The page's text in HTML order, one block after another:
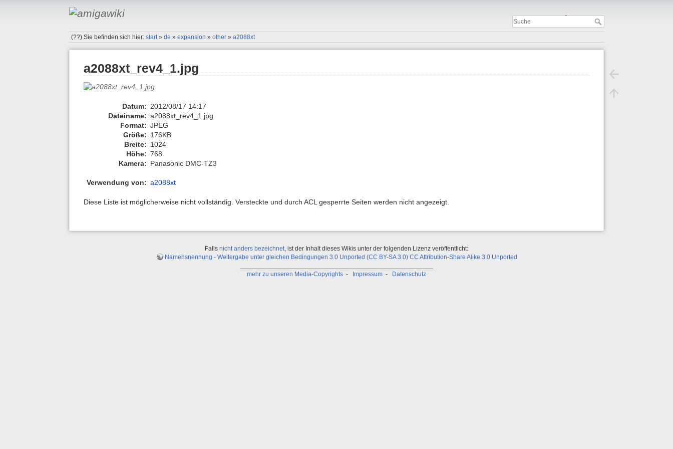
Important
(??)Sie befinden sich hier:start »de »expansion »other »a2088xt
a2088xt_rev4_1.jpg
Datum: 2012/08/17 14:17
Dateiname: a2088xt_rev4_1.jpg
Format: JPEG
Größe: 176KB
Breite: 1024
Höhe: 768
Kamera: Panasonic DMC-TZ3
Verwendung von: a2088xt
Diese Liste ist möglicherweise nicht vollständig. Versteckte und durch ACL gesperrte Seiten werden nicht angezeigt.
Falls nicht anders bezeichnet, ist der Inhalt dieses Wikis unter der folgenden Lizenz veröffentlicht:
Namensnennung - Weitergabe unter gleichen Bedingungen 3.0 Unported (CC BY-SA 3.0) CC Attribution-Share Alike 3.0 Unported
mehr zu unseren Media-Copyrights - Impressum - Datenschutz